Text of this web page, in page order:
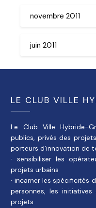
novembre 2011
juin 2011
LE CLUB VILLE
Le Club Ville Hybride-
publics, privés des
porteurs d’innovation de
· sensibiliser les
projets urbains
· incarner les spécificités
personnes, les
projets